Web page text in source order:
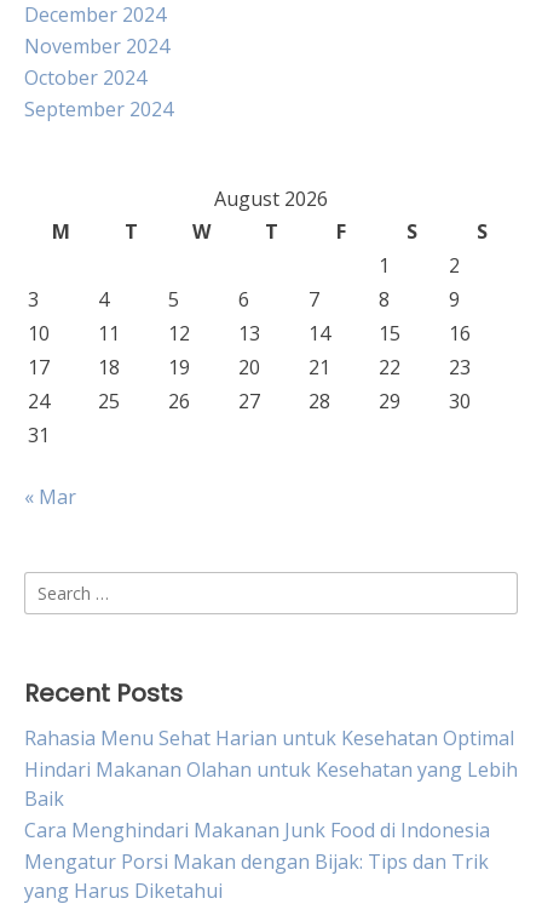
December 2024
November 2024
October 2024
September 2024
August 2026
M
T W T F S
S
1
2
3
4 5 6 7 8
9
10
11 12 13 14 15
16
17
18 19 20 21 22
23
24
25 26 27 28 29
30
31
« Mar
Search
for:
Recent Posts
Rahasia Menu Sehat Harian untuk Kesehatan Optimal
Hindari Makanan Olahan untuk Kesehatan yang Lebih
Baik
Cara Menghindari Makanan Junk Food di Indonesia
Mengatur Porsi Makan dengan Bijak: Tips dan Trik
yang Harus Diketahui